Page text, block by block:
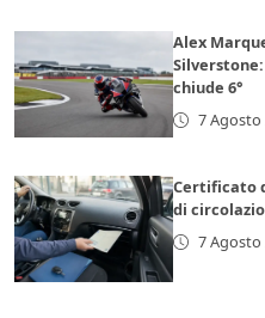
Alex
chiude 6°
7 Agosto
Certificato
di
7 Agosto